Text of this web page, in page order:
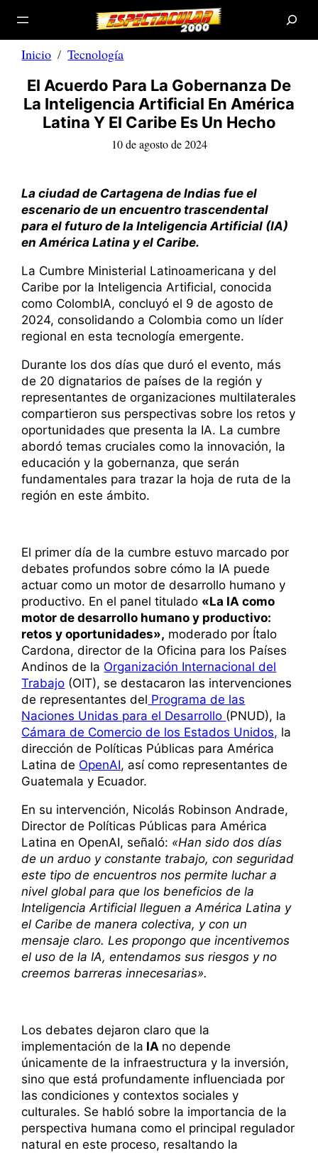
Saltar
contenido
a
Inicio Tecnología
El Acuerdo Para La Gobernanza De
La Inteligencia Artificial En América
Latina Y El Caribe Es Un Hecho
10 de agosto de 2024
La ciudad de Cartagena de Indias fue el
escenario de un encuentro trascendental
para el futuro de la Inteligencia Artificial (IA)
en América Latina y el Caribe.
La Cumbre Ministerial Latinoamericana y del
Caribe por la Inteligencia Artificial, conocida
como ColombIA, concluyó el 9 de agosto de
2024, consolidando a Colombia como un líder
regional en esta tecnología emergente.
Durante los dos días que duró el evento, más
de 20 dignatarios de países de la región y
representantes de organizaciones multilaterales
compartieron sus perspectivas sobre los retos y
oportunidades que presenta la IA. La cumbre
abordó temas cruciales como la innovación, la
educación y la gobernanza, que serán
fundamentales para trazar la hoja de ruta de la
región en este ámbito.
El primer día de la cumbre estuvo marcado por
debates profundos sobre cómo la IA puede
actuar como un motor de desarrollo humano y
productivo. En el panel titulado «La IA como
motor de desarrollo humano y productivo:
retos y oportunidades», moderado por Ítalo
Cardona, director de la Oficina para los Países
Andinos de la Organización Internacional del
Trabajo (OIT), se destacaron las intervenciones
de representantes del Programa de las
Naciones Unidas para el Desarrollo (PNUD), la
Cámara de Comercio de los Estados Unidos, la
dirección de Políticas Públicas para América
Latina de OpenAI, así como representantes de
Guatemala y Ecuador.
En su intervención, Nicolás Robinson Andrade,
Director de Políticas Públicas para América
Latina en OpenAI, señaló: «Han sido dos días
de un arduo y constante trabajo, con seguridad
este tipo de encuentros nos permite luchar a
nivel global para que los beneficios de la
Inteligencia Artificial lleguen a América Latina y
el Caribe de manera colectiva, y con un
mensaje claro. Les propongo que incentivemos
el uso de la IA, entendamos sus riesgos y no
creemos barreras innecesarias».
Los debates dejaron claro que la
implementación de la IA no depende
únicamente de la infraestructura y la inversión,
sino que está profundamente influenciada por
las condiciones y contextos sociales y
culturales. Se habló sobre la importancia de la
perspectiva humana como el principal regulador
natural en este proceso, resaltando la